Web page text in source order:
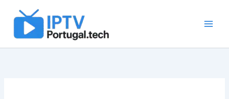
content